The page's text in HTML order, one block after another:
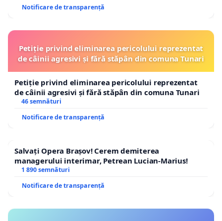
Notificare de transparență
Petiție privind eliminarea pericolului reprezentat
de câinii agresivi și fără stăpân din comuna Tunari
Petiție privind eliminarea pericolului reprezentat
de câinii agresivi și fără stăpân din comuna Tunari
46 semnături
Notificare de transparență
Salvați Opera Brașov! Cerem demiterea
managerului interimar, Petrean Lucian-Marius!
1 890 semnături
Notificare de transparență